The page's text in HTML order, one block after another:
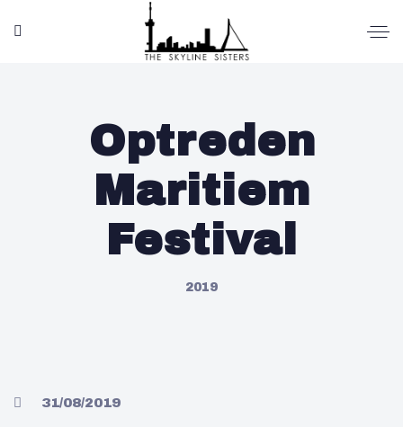
Optreden
Maritiem
Festival
2019
31/08/2019